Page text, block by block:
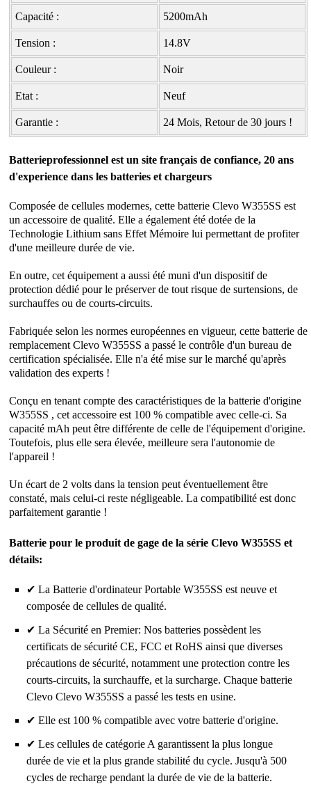
Capacité : 5200mAh
Tension : 14.8V
Couleur : Noir
Etat : Neuf
Garantie : 24 Mois, Retour de 30 jours !
Batterieprofessionnel est un site français de confiance, 20 ans
d'experience dans les batteries et chargeurs
Composée de cellules modernes, cettebatterie Clevo W355SSest
un accessoire de qualité. Elle a également été dotée de la
Technologie Lithium sans Effet Mémoire lui permettant de profiter
d'une meilleure durée de vie.
En outre, cet équipement a aussi été muni d'un dispositif de
protection dédié pour le préserver de tout risque de surtensions, de
surchauffes ou de courts-circuits.
Fabriquée selon les normes européennes en vigueur, cette batterie de
remplacement Clevo W355SS a passé le contrôle d'un bureau de
certification spécialisée. Elle n'a été mise sur le marché qu'après
validation des experts !
Conçu en tenant compte des caractéristiques de la batterie d'origine
W355SS , cet accessoire est 100 % compatible avec celle-ci. Sa
capacité mAh peut être différente de celle de l'équipement d'origine.
Toutefois, plus elle sera élevée, meilleure sera l'autonomie de
l'appareil !
Un écart de 2 volts dans la tension peut éventuellement être
constaté, mais celui-ci reste négligeable. La compatibilité est donc
parfaitement garantie !
Batterie pour le produit de gage de la série Clevo W355SS et
détails:
✔ La Batterie d'ordinateur Portable W355SS est neuve et
composée de cellules de qualité.
✔ La Sécurité en Premier: Nos batteries possèdent les
certificats de sécurité CE, FCC et RoHS ainsi que diverses
précautions de sécurité, notamment une protection contre les
courts-circuits, la surchauffe, et la surcharge. Chaque batterie
Clevo Clevo W355SS a passé les tests en usine.
✔ Elle est 100 % compatible avec votre batterie d'origine.
✔ Les cellules de catégorie A garantissent la plus longue
durée de vie et la plus grande stabilité du cycle. Jusqu'à 500
cycles de recharge pendant la durée de vie de la batterie.